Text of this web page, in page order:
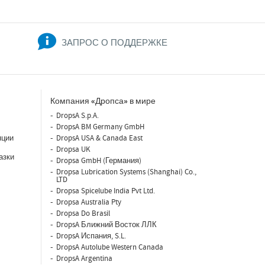
ЗАПРОС О ПОДДЕРЖКЕ
Компания «Дропса» в мире
DropsA S.p.A.
DropsA BM Germany GmbH
DropsA USA & Canada East
Dropsa UK
Dropsa GmbH (Германия)
Dropsa Lubrication Systems (Shanghai) Co.,
LTD
Dropsa Spicelube India Pvt Ltd.
Dropsa Australia Pty
Dropsa Do Brasil
DropsA Ближний Восток ЛЛК
DropsA Испания, S.L.
DropsA Autolube Western Canada
DropsA Argentina